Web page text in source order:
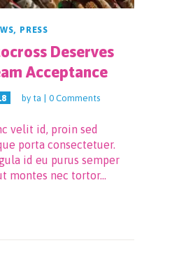
, PRESS
Deserves
Acceptance
by ta 0 Comments
velit id, proin sed
porta consectetuer.
id eu purus semper
montes nec tortor…